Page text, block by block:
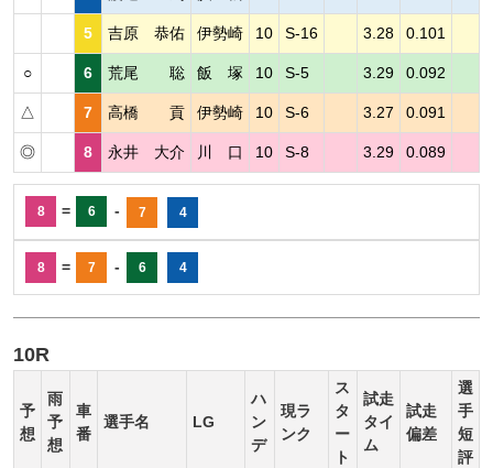
5 吉原 恭佑 伊勢崎 10 S-16 3.28 0.101
○ 6 荒尾 聡 飯 塚 10 S-5 3.29 0.092
△ 7 高橋 貢 伊勢崎 10 S-6 3.27 0.091
◎ 8 永井 大介 川 口 10 S-8 3.29 0.089
8 = 6 - 7 4
8 = 7 - 6 4
10R
予
想
雨
予
想
車
番
選手名 LG
ハ
ン
デ
現ラ
ンク
ス
タ
ー
ト
試走
タイ
ム
試走
偏差
選
手
短
評